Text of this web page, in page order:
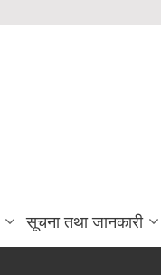
सूचना तथा जानकारी